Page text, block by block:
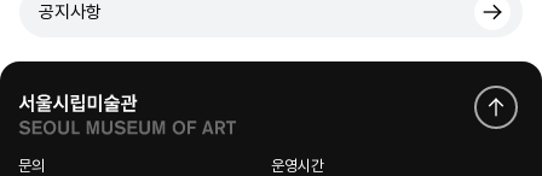
공지사항
문의
운영시간